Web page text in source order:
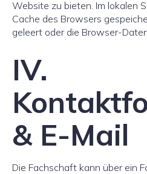
Website zu bieten. Im lokalen
Cache des Browsers
geleert oder die Browser-
IV.
& E-Mail
Die Fachschaft kann über ein